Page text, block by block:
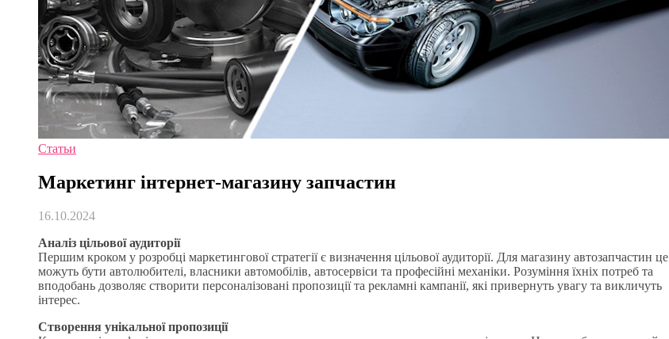
Статьи
Маркетинг інтернет-магазину запчастин
16.10.2024
Аналіз цільової аудиторії
Першим кроком у розробці маркетингової стратегії є визначення цільової аудиторії. Для магазину автозапчастин це
можуть бути автолюбителі, власники автомобілів, автосервіси та професійні механіки. Розуміння їхніх потреб та
вподобань дозволяє створити персоналізовані пропозиції та рекламні кампанії, які привернуть увагу та викличуть
інтерес.
Створення унікальної пропозиції